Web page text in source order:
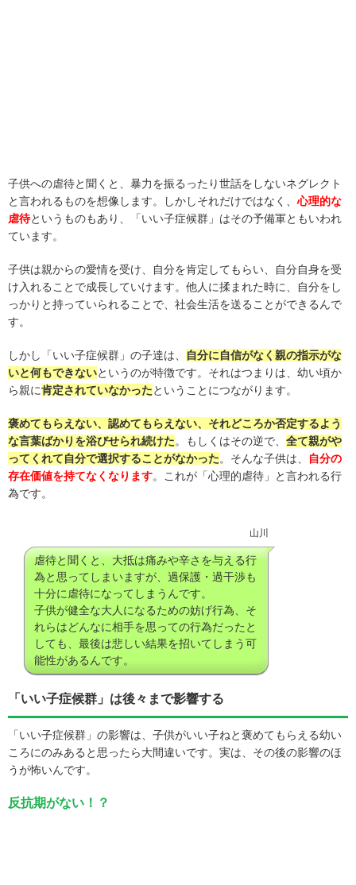
子供への虐待と聞くと、暴力を振るったり世話をしないネグレクト
と言われるものを想像します。しかしそれだけではなく、 心理的な
虐待というものもあり、「いい子症候群」はその予備軍ともいわれ
ています。
子供は親からの愛情を受け、自分を肯定してもらい、自分自身を受
け入れることで成長していけます。他人に揉まれた時に、自分をし
っかりと持っていられることで、社会生活を送ることができるんで
す。
しかし「いい子症候群」の子達は、
自分に自信がなく親の指示がな
いと何もできないというのが特徴です。それはつまりは、幼い頃か
ら親に肯定されていなかったということにつながります。
褒めてもらえない、認めてもらえない、それどころか否定するよう
な言葉ばかりを浴びせられ続けた。もしくはその逆で、 全て親がや
ってくれて自分で選択することがなかった。そんな子供は、
自分の
存在価値を持てなくなり ます。これが「心理的虐待」と言われる行
為です。
山川
虐待と聞くと、大抵は痛みや辛さを与える行
為と思ってしまいますが、過保護・過干渉も
十分に虐待になってしまうんです。
子供が健全な大人になるための妨げ行為、そ
れらはどんなに相手を思っての行為だったと
しても、最後は悲しい結果を招いてしまう可
能性があるんです。
「いい子症候群」は後々まで影響する
「いい子症候群」の影響は、子供がいい子ねと褒めてもらえる幼い
ころにのみあると思ったら大間違いです。実は、その後の影響のほ
うが怖いんです。
反抗期がない！？